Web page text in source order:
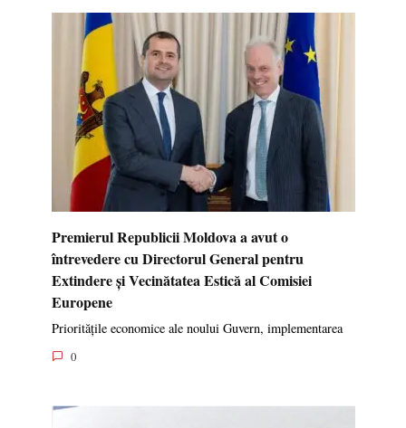
Premierul Republicii Moldova a avut o
întrevedere cu Directorul General pentru
Extindere și Vecinătatea Estică al Comisiei
Europene
Prioritățile economice ale noului Guvern, implementarea
0